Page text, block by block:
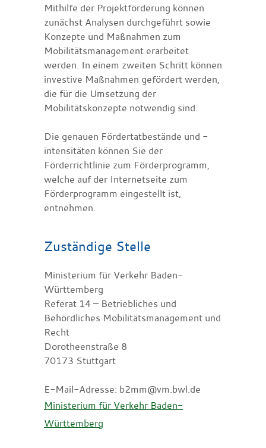
Mithilfe der Projektförderung können
zunächst Analysen durchgeführt sowie
Konzepte und Maßnahmen zum
Mobilitätsmanagement erarbeitet
werden. In einem zweiten Schritt können
investive Maßnahmen gefördert werden,
die für die Umsetzung der
Mobilitätskonzepte notwendig sind.
Die genauen Fördertatbestände und -
intensitäten können Sie der
Förderrichtlinie zum Förderprogramm,
welche auf der Internetseite zum
Förderprogramm eingestellt ist,
entnehmen.
Zuständige Stelle
Ministerium für Verkehr Baden-
Württemberg
Referat 14 – Betriebliches und
Behördliches Mobilitätsmanagement und
Recht
Dorotheenstraße 8
70173 Stuttgart
E-Mail-Adresse: b2mm@vm.bwl.de
Ministerium für Verkehr Baden-
Württemberg